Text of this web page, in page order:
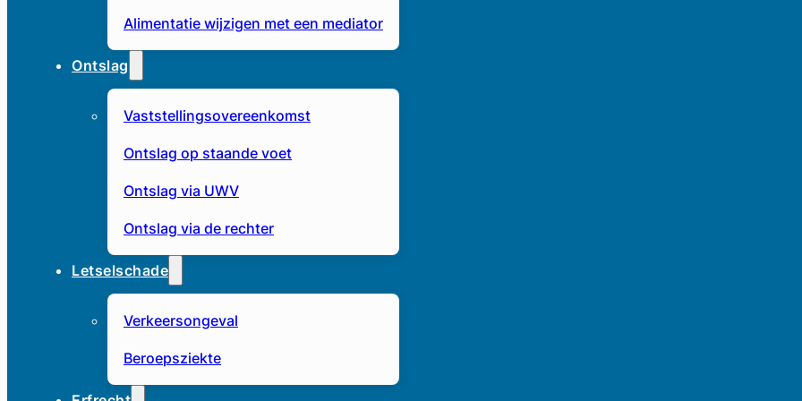
Alimentatie wijzigen met een mediator
Ontslag
Vaststellingsovereenkomst
Ontslag op staande voet
Ontslag via UWV
Ontslag via de rechter
Letselschade
Verkeersongeval
Beroepsziekte